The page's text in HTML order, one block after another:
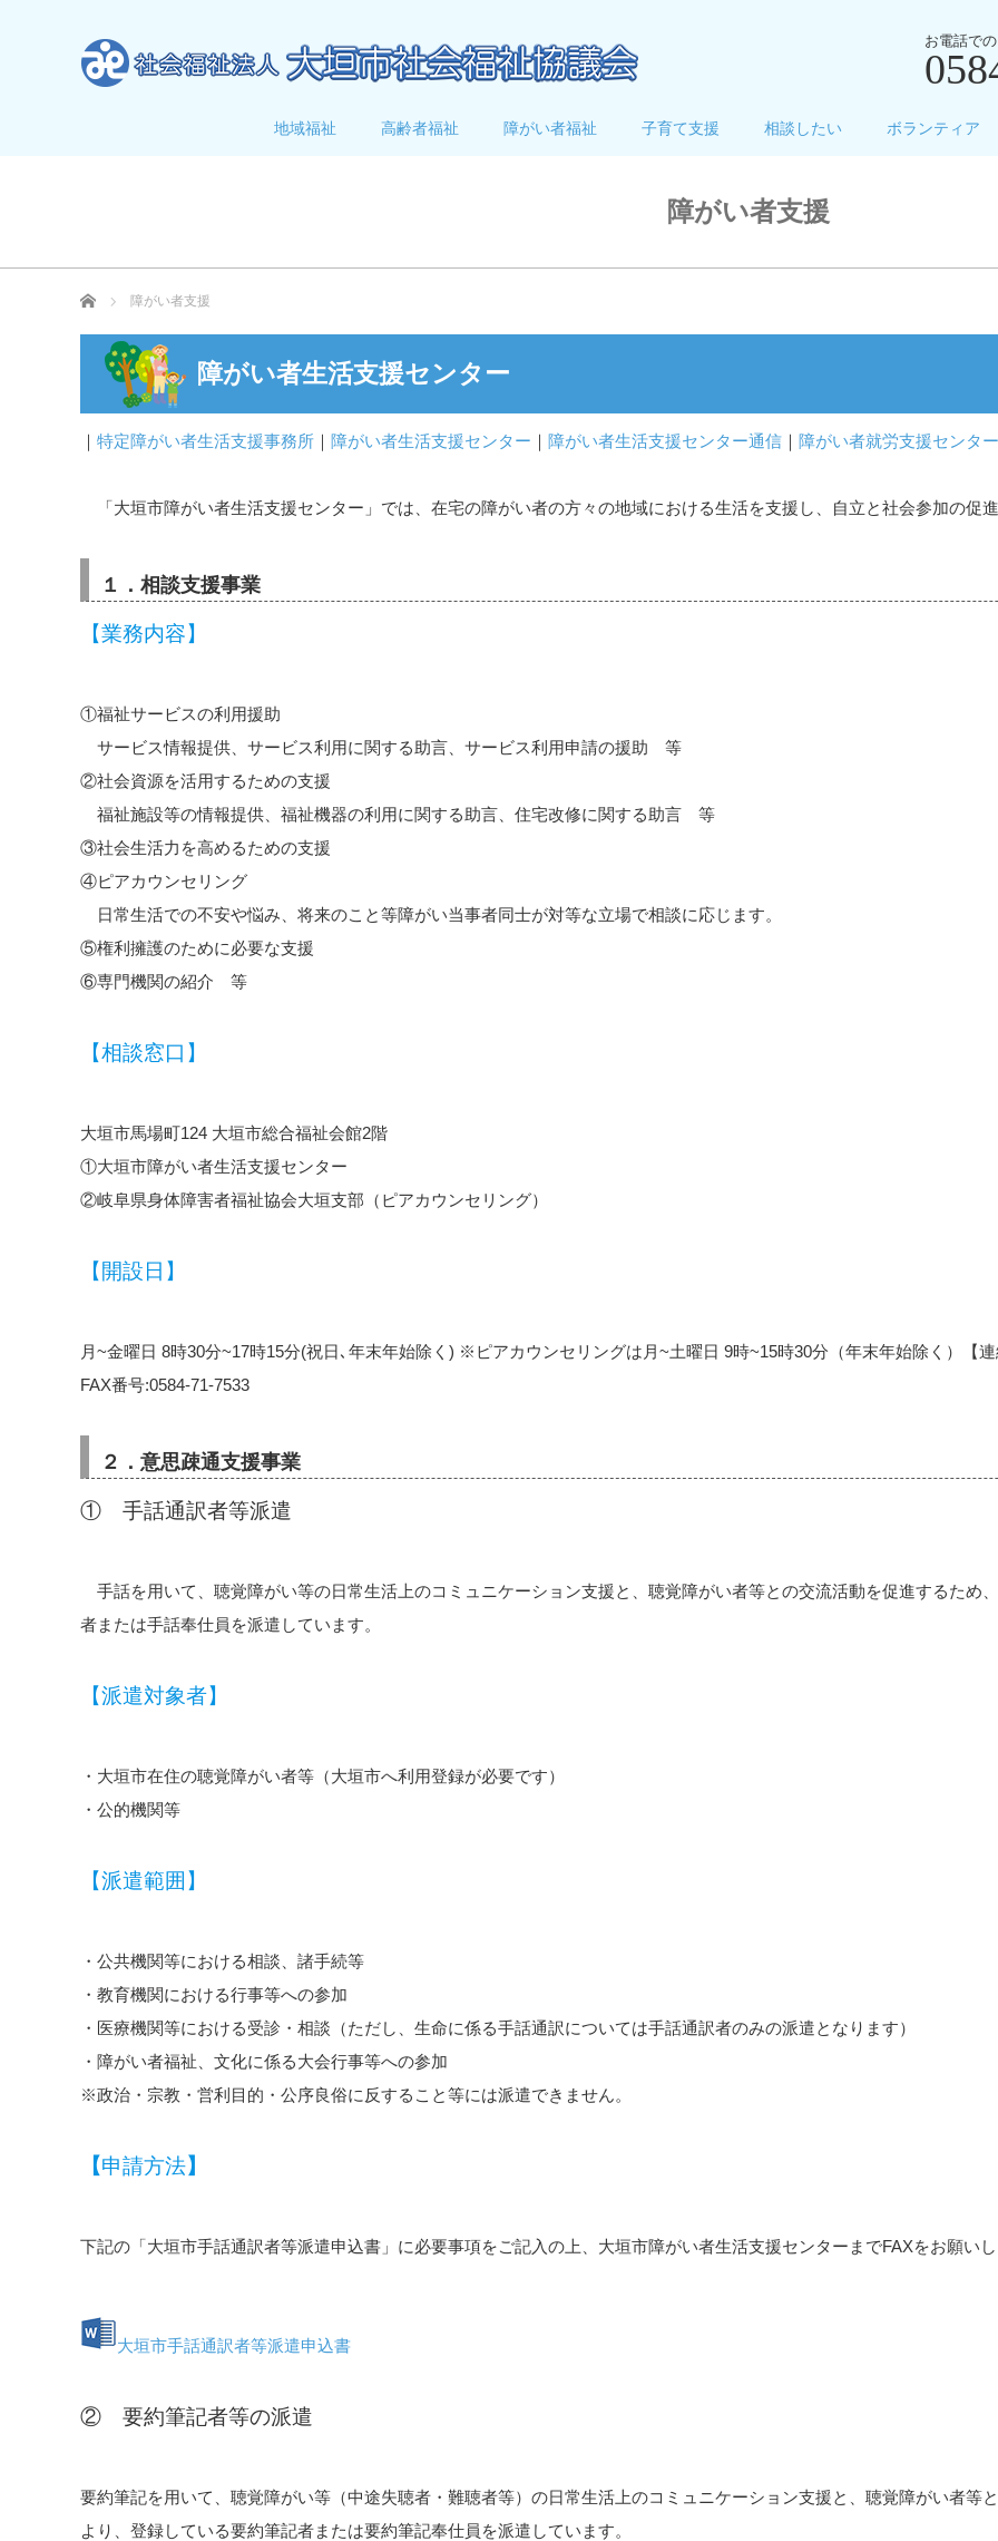
お電話で
地域福祉 高齢者福祉 障がい者福祉 子育て支援 相談したい ボランティア
障がい者支援
ホーム 障がい者支援
障がい者生活支援センター
｜ 特定障がい者生活支援事務所 ｜ 障がい者生活支援センター ｜ 障がい者生活支援センター通信 ｜ 障がい者就労支援センター
「大垣市障がい者生活支援センター」では、在宅の障がい者の方々の地域における生活を支援し、自立と社会参加の促
１．相談支援事業
【業務内容】
①福祉サービスの利用援助
サービス情報提供、サービス利用に関する助言、サービス利用申請の援助 等
②社会資源を活用するための支援
福祉施設等の情報提供、福祉機器の利用に関する助言、住宅改修に関する助言 等
③社会生活力を高めるための支援
④ピアカウンセリング
日常生活での不安や悩み、将来のこと等障がい当事者同士が対等な立場で相談に応じます。
⑤権利擁護のために必要な支援
⑥専門機関の紹介 等
【相談窓口】
大垣市馬場町124 大垣市総合福祉会館2階
①大垣市障がい者生活支援センター
②岐阜県身体障害者福祉協会大垣支部（ピアカウンセリング）
【開設日】
月~金曜日 8時30分~17時15分(祝日､年末年始除く) ※ピアカウンセリングは月~土曜日 9時~15時30分（年末年始除く）【
FAX番号:0584-71-7533
２．意思疎通支援事業
① 手話通訳者等派遣
手話を用いて、聴覚障がい等の日常生活上のコミュニケーション支援と、聴覚障がい者等との交流活動を促進するため
者または手話奉仕員を派遣しています。
【派遣対象者】
・大垣市在住の聴覚障がい者等（大垣市へ利用登録が必要です）
・公的機関等
【派遣範囲】
・公共機関等における相談、諸手続等
・教育機関における行事等への参加
・医療機関等における受診・相談（ただし、生命に係る手話通訳については手話通訳者のみの派遣となります）
・障がい者福祉、文化に係る大会行事等への参加
※政治・宗教・営利目的・公序良俗に反すること等には派遣できません。
【申請方法】
下記の「大垣市手話通訳者等派遣申込書」に必要事項をご記入の上、大垣市障がい者生活支援センターまでFAXをお願い
大垣市手話通訳者等派遣申込書
② 要約筆記者等の派遣
要約筆記を用いて、聴覚障がい等（中途失聴者・難聴者等）の日常生活上のコミュニケーション支援と、聴覚障がい者等
より、登録している要約筆記者または要約筆記奉仕員を派遣しています。